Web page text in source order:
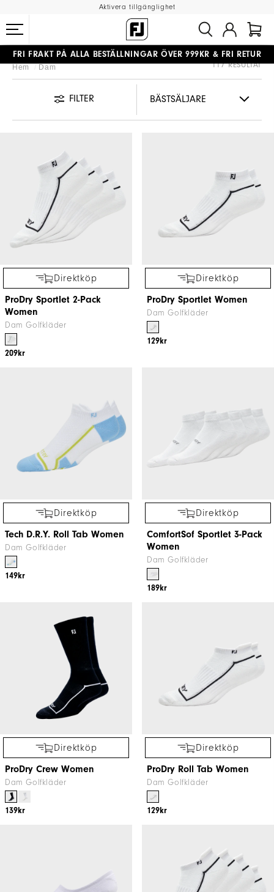
Aktivera tillgänglighet
#1 SHOE IN GOLF #1 GLOVE IN GOLF
FRI FRAKTPÅ ALLA BESTÄLLNINGAR ÖVER 999KR
Hem Dam 117 RESULTAT
FILTER
Direktköp
ProDry Sportlet 2-Pack
Women
Dam Golfkläder
209kr
Direktköp
ProDry Sportlet Women
Dam Golfkläder
129kr
Direktköp
Tech D.R.Y. Roll Tab Women
Dam Golfkläder
149kr
Direktköp
ComfortSof Sportlet 3-Pack
Women
Dam Golfkläder
189kr
Direktköp
ProDry Crew Women
Dam Golfkläder
139kr
Direktköp
ProDry Roll Tab Women
Dam Golfkläder
129kr